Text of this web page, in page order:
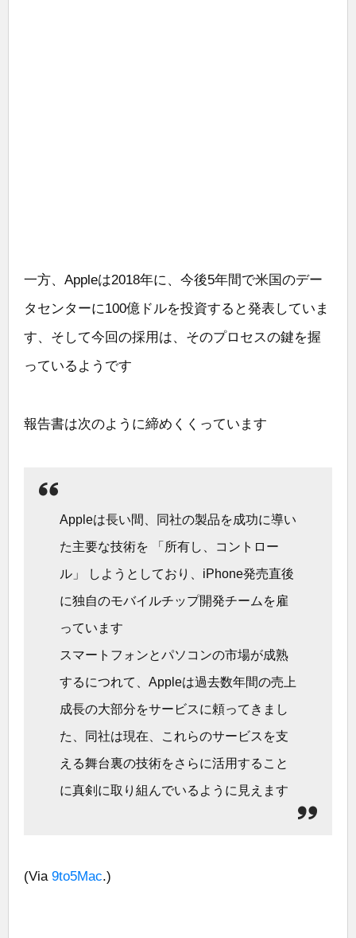
一方、Appleは2018年に、今後5年間で米国のデー
タセンターに100億ドルを投資すると発表していま
す、そして今回の採用は、そのプロセスの鍵を握
っているようです
報告書は次のように締めくくっています
Appleは長い間、同社の製品を成功に導い
た主要な技術を 「所有し、コントロー
ル」 しようとしており、iPhone発売直後
に独自のモバイルチップ開発チームを雇
っています
スマートフォンとパソコンの市場が成熟
するにつれて、Appleは過去数年間の売上
成長の大部分をサービスに頼ってきまし
た、同社は現在、これらのサービスを支
える舞台裏の技術をさらに活用すること
に真剣に取り組んでいるように見えます
(Via 9to5Mac.)